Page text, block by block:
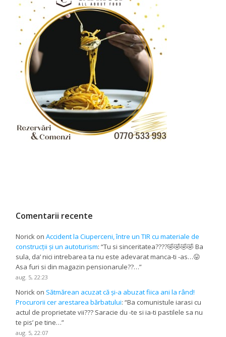
Comentarii recente
Norick onAccident la Ciuperceni, între un TIR cu materiale de
construcții și un autoturism: “Tu si sinceritatea????🤣🤣🤣🤣 Ba
sula, da’ nici intrebarea ta nu este adevarat manca-ti -as…😛
Asa furi si din magazin pensionarule??…”
aug. 5, 22:23
Norick on Sătmărean acuzat că și-a abuzat fiica ani la rând!
Procurorii cer arestarea bărbatului: “Ba comunistule iarasi cu
actul de proprietate vii??? Saracie du -te si ia-ti pastilele sa nu
te pis’ pe tine…”
aug. 5, 22:07